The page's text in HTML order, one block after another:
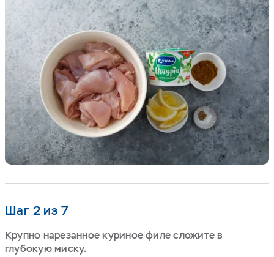
Шаг 2 из 7
Крупно нарезанное куриное филе сложите в
глубокую миску.